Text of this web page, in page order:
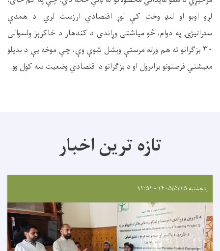
لږو اوبو او لنډ وخت کې لوړ اقتصادي ارزښت لري. د همدې
ستراتیژۍ په دوام، څو میاشتې وړاندې د کندهار د خاکرېز ولسوالی
۳۰ بزګرانو ته هم ورته مرستې وېشل شوې وې، چې موخه یې د بدیلو
معیشتي فرصتونو برابرول او د بزګرانو د اقتصادي وضعیت ښه کول وو.
تازه ترین اخبار
پنجشنبه ۱۴۰۵/۵/۱۵ - ۱۲:۵۲